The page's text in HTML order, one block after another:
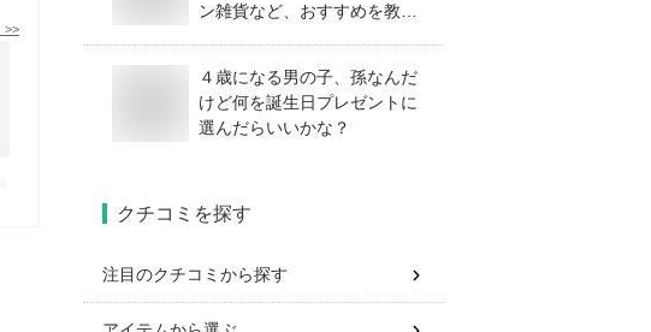
>>
ン雑貨など、おすすめを教え
４歳になる男の子、孫なんだ
けど何を誕生日プレゼントに
選んだらいいかな？
クチコミを探す
注目のクチコミから探す